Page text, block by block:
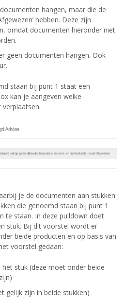
hangen, maar die de
hebben. Deze zijn
omdat documenten hieronder niet
geen documenten hangen. Ook
staan bij punt 1 staat een
kan je aangeven welke
je de documenten aan stukken
die genoemd staan bij punt 1
te staan. In deze pulldown doet
stuk. Bij dit voorstel wordt er
beide producten en op basis van
voorstel gedaan:
het stuk (deze moet onder beide
gelijk zijn in beide stukken)